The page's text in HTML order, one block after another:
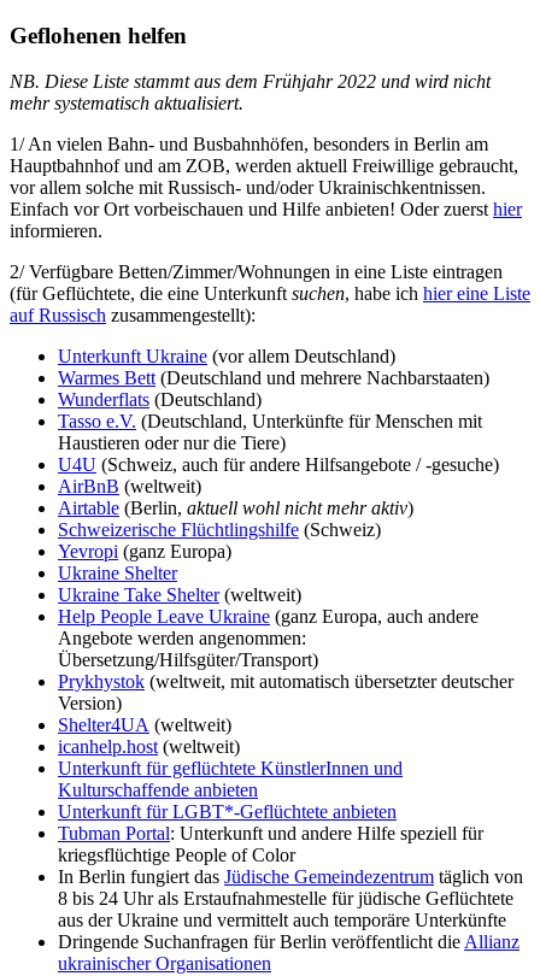
Geflohenen helfen
NB. Diese Liste stammt aus dem Frühjahr 2022 und wird nicht
mehr systematisch aktualisiert.
1/ An vielen Bahn- und Busbahnhöfen, besonders in Berlin am
Hauptbahnhof und am ZOB, werden aktuell Freiwillige gebraucht,
vor allem solche mit Russisch- und/oder Ukrainischkentnissen.
Einfach vor Ort vorbeischauen und Hilfe anbieten! Oder zuersthier
informieren.
2/ Verfügbare Betten/Zimmer/Wohnungen in eine Liste eintragen
(für Geflüchtete, die eine Unterkunftsuchen, habe ich hier eine Liste
auf Russisch zusammengestellt):
Unterkunft Ukraine (vor allem Deutschland)
Warmes Bett(Deutschland und mehrere Nachbarstaaten)
Wunderflats (Deutschland)
Tasso e.V. (Deutschland, Unterkünfte für Menschen mit
Haustieren oder nur die Tiere)
U4U (Schweiz, auch für andere Hilfsangebote / -gesuche)
AirBnB (weltweit)
Airtable (Berlin, aktuell wohl nicht mehr aktiv)
Schweizerische Flüchtlingshilfe (Schweiz)
Yevropi (ganz Europa)
Ukraine Shelter
Ukraine Take Shelter(weltweit)
Help People Leave Ukraine (ganz Europa, auch andere
Angebote werden angenommen:
Übersetzung/Hilfsgüter/Transport)
Prykhystok (weltweit, mit automatisch übersetzter deutscher
Version)
Shelter4UA (weltweit)
icanhelp.host(weltweit)
Unterkunft für geflüchtete KünstlerInnen und
Kulturschaffende anbieten
Unterkunft für LGBT*-Geflüchtete anbieten
Tubman Portal: Unterkunft und andere Hilfe speziell für
kriegsflüchtige People of Color
In Berlin fungiert das Jüdische Gemeindezentrum täglich von
8 bis 24 Uhr als Erstaufnahmestelle für jüdische Geflüchtete
aus der Ukraine und vermittelt auch temporäre Unterkünfte
Dringende Suchanfragen für Berlin veröffentlicht dieAllianz
ukrainischer Organisationen